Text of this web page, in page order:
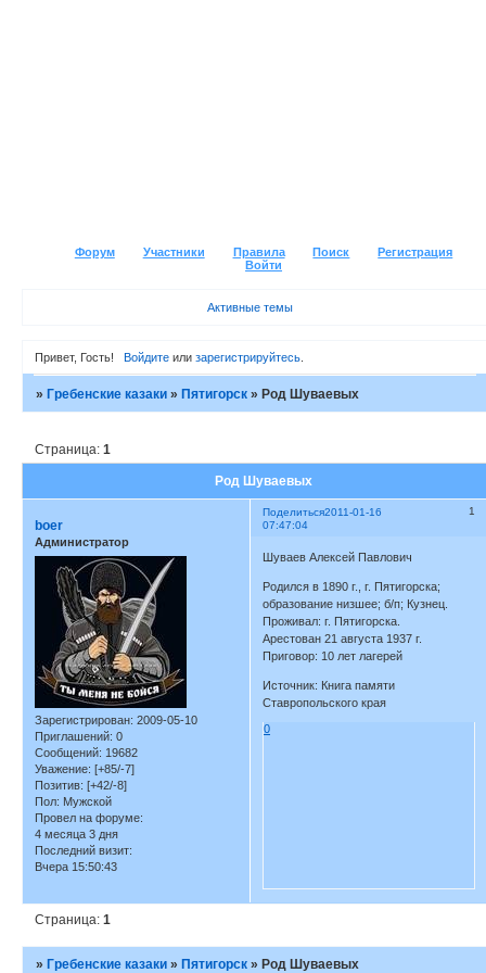
Форум Участники Правила Поиск
Регистрация
Войти
Активные темы
Привет, Гость! Войдитеили зарегистрируйтесь.
»Гребенские казаки »Пятигорск »Род Шуваевых
Род Шуваевых
Страница:1
Поделиться 1
2011-01-16
07:47:04
boer
Администратор
Зарегистрирован: 2009-05-10
Приглашений: 0
Сообщений: 19682
Уважение: [+85/-7]
Позитив: [+42/-8]
Пол: Мужской
Провел на форуме:
4 месяца 3 дня
Последний визит:
Вчера 15:50:43
Шуваев Алексей Павлович
Родился в 1890 г., г. Пятигорска;
образование низшее; б/п; Кузнец.
Проживал: г. Пятигорска.
Арестован 21 августа 1937 г.
Приговор: 10 лет лагерей
Источник: Книга памяти
Ставропольского края
0
Страница:1
» Гребенские казаки » Пятигорск » Род Шуваевых